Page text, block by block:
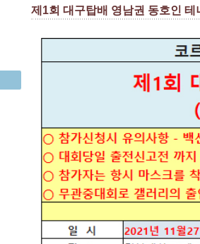
제1회 대구탑배 영남권 동호인